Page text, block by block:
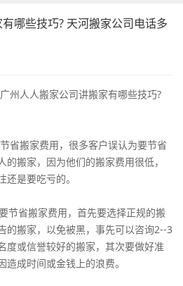
哪些技巧? 天河搬家公司电话多
讲搬家有哪些技巧?
搬家费用，很多客户误认为要节省
搬家，因为他们的搬家费用很低，
是要吃亏的。
省搬家费用，首先要选择正规的搬
的搬家，以免被黑，事先可以咨询2--3
度或信誉较好的搬家，其次要做好准
成时间或金钱上的浪费。